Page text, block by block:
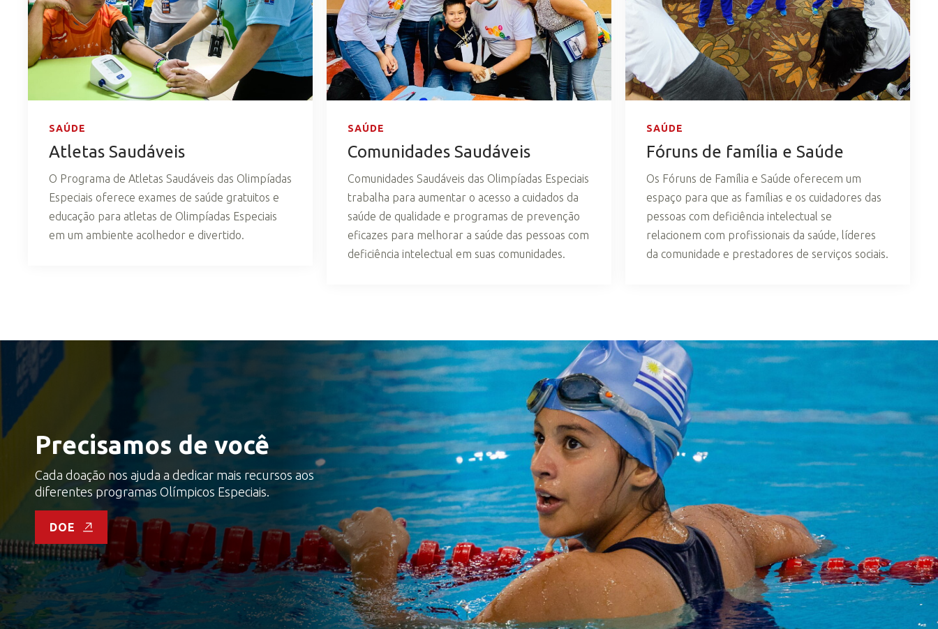
SAÚDE
Atletas Saudáveis
O Programa de Atletas Saudáveis das Olimpíadas
Especiais oferece exames de saúde gratuitos e
educação para atletas de Olimpíadas Especiais
em um ambiente acolhedor e divertido.
SAÚDE
Comunidades Saudáveis
Comunidades Saudáveis das Olimpíadas Especiais
trabalha para aumentar o acesso a cuidados da
saúde de qualidade e programas de prevenção
eficazes para melhorar a saúde das pessoas com
deficiência intelectual em suas comunidades.
SAÚDE
Fóruns de família e Saúde
Os Fóruns de Família e Saúde oferecem um
espaço para que as famílias e os cuidadores das
pessoas com deficiência intelectual se
relacionem com profissionais da saúde, líderes
da comunidade e prestadores de serviços sociais.
Precisamos de você
Cada doação nos ajuda a dedicar mais recursos aos
diferentes programas Olímpicos Especiais.
DOE